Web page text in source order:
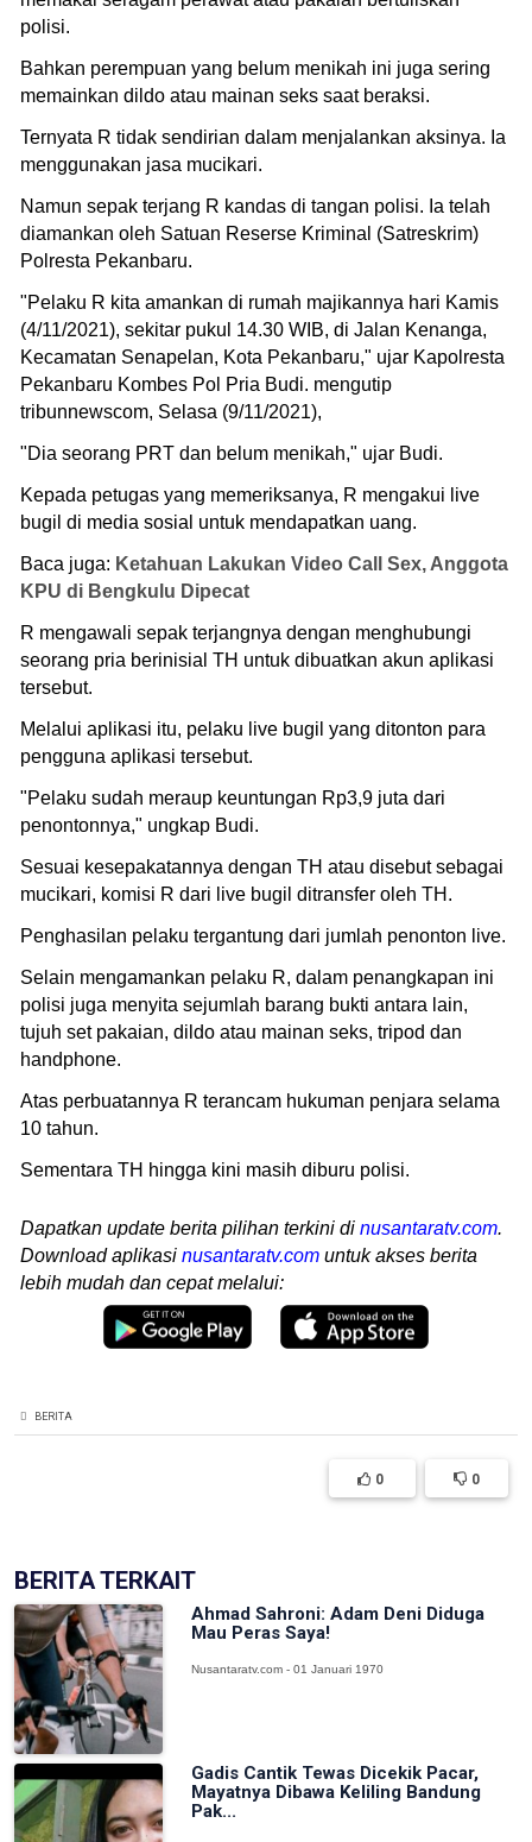
polisi.
Bahkan perempuan yang belum menikah ini juga sering
memainkan dildo atau mainan seks saat beraksi.
Ternyata R tidak sendirian dalam menjalankan aksinya. Ia
menggunakan jasa mucikari.
Namun sepak terjang R kandas di tangan polisi. Ia telah
diamankan oleh Satuan Reserse Kriminal (Satreskrim)
Polresta Pekanbaru.
"Pelaku R kita amankan di rumah majikannya hari Kamis
(4/11/2021), sekitar pukul 14.30 WIB, di Jalan Kenanga,
Kecamatan Senapelan, Kota Pekanbaru," ujar Kapolresta
Pekanbaru Kombes Pol Pria Budi. mengutip
tribunnewscom, Selasa (9/11/2021),
"Dia seorang PRT dan belum menikah," ujar Budi.
Kepada petugas yang memeriksanya, R mengakui live
bugil di media sosial untuk mendapatkan uang.
Baca juga: Ketahuan Lakukan Video Call Sex, Anggota
KPU di Bengkulu Dipecat
R mengawali sepak terjangnya dengan menghubungi
seorang pria berinisial TH untuk dibuatkan akun aplikasi
tersebut.
Melalui aplikasi itu, pelaku live bugil yang ditonton para
pengguna aplikasi tersebut.
"Pelaku sudah meraup keuntungan Rp3,9 juta dari
penontonnya," ungkap Budi.
Sesuai kesepakatannya dengan TH atau disebut sebagai
mucikari, komisi R dari live bugil ditransfer oleh TH.
Penghasilan pelaku tergantung dari jumlah penonton live.
Selain mengamankan pelaku R, dalam penangkapan ini
polisi juga menyita sejumlah barang bukti antara lain,
tujuh set pakaian, dildo atau mainan seks, tripod dan
handphone.
Atas perbuatannya R terancam hukuman penjara selama
10 tahun.
Sementara TH hingga kini masih diburu polisi.
Dapatkan update berita pilihan terkini di nusantaratv.com.
Download aplikasi nusantaratv.com untuk akses berita
lebih mudah dan cepat melalui:
BERITA
0 0
BERITA TERKAIT
Ahmad Sahroni: Adam Deni Diduga
Mau Peras Saya!
Nusantaratv.com - 01 Januari 1970
Gadis Cantik Tewas Dicekik Pacar,
Mayatnya Dibawa Keliling Bandung
Pak...